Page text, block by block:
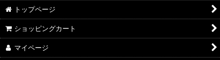
トップページ
ショッピングカート
マイページ